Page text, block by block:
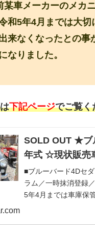
某車メーカーのメカ
和5年4月までは大
来なくなったとの
なりました。
下記ページでご覧く
SOLD OUT ★ブ
年式 ☆現状販
■ブルーバード4Dセ
ラム／一時抹消登録
5年4月までは車庫保
め綺麗な状態が維持